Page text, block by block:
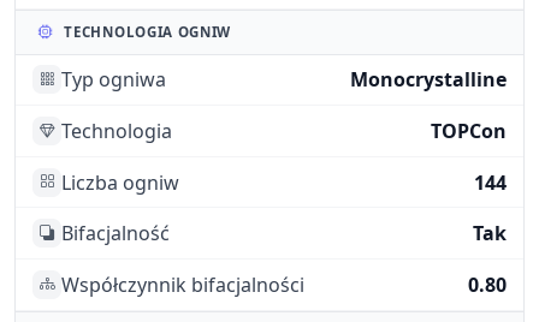
TECHNOLOGIA OGNIW
Typ ogniwa
Monocrystalline
Technologia
TOPCon
Liczba ogniw
144
Bifacjalność
Tak
Współczynnik bifacjalności
0.80